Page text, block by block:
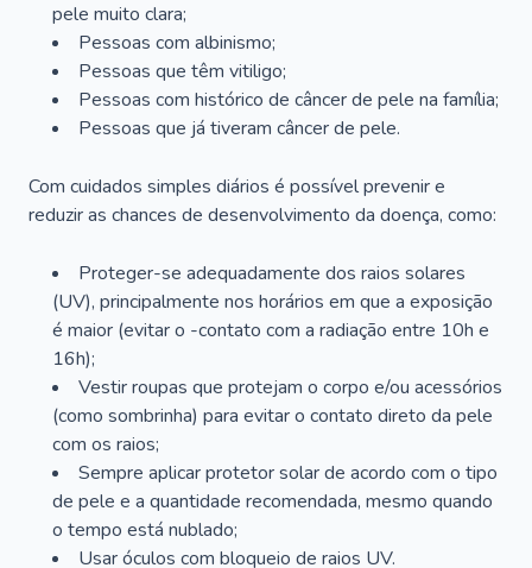
pele muito clara;
Pessoas com albinismo;
Pessoas que têm vitiligo;
Pessoas com histórico de câncer de pele na família;
Pessoas que já tiveram câncer de pele.
Com cuidados simples diários é possível prevenir e
reduzir as chances de desenvolvimento da doença, como:
Proteger-se adequadamente dos raios solares
(UV), principalmente nos horários em que a exposição
é maior (evitar o -contato com a radiação entre 10h e
16h);
Vestir roupas que protejam o corpo e/ou acessórios
(como sombrinha) para evitar o contato direto da pele
com os raios;
Sempre aplicar protetor solar de acordo com o tipo
de pele e a quantidade recomendada, mesmo quando
o tempo está nublado;
Usar óculos com bloqueio de raios UV.